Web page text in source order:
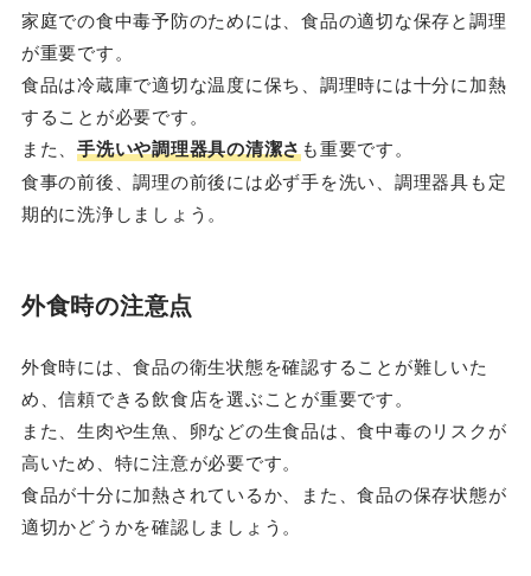
家庭での食中毒予防のためには、食品の適切な保存と調理
が重要です。
食品は冷蔵庫で適切な温度に保ち、調理時には十分に加熱
することが必要です。
また、手洗いや調理器具の清潔さも重要です。
食事の前後、調理の前後には必ず手を洗い、調理器具も定
期的に洗浄しましょう。
外食時の注意点
外食時には、食品の衛生状態を確認することが難しいた
め、信頼できる飲食店を選ぶことが重要です。
また、生肉や生魚、卵などの生食品は、食中毒のリスクが
高いため、特に注意が必要です。
食品が十分に加熱されているか、また、食品の保存状態が
適切かどうかを確認しましょう。